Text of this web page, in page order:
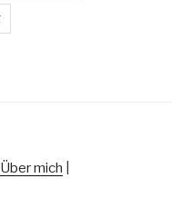
Über mich